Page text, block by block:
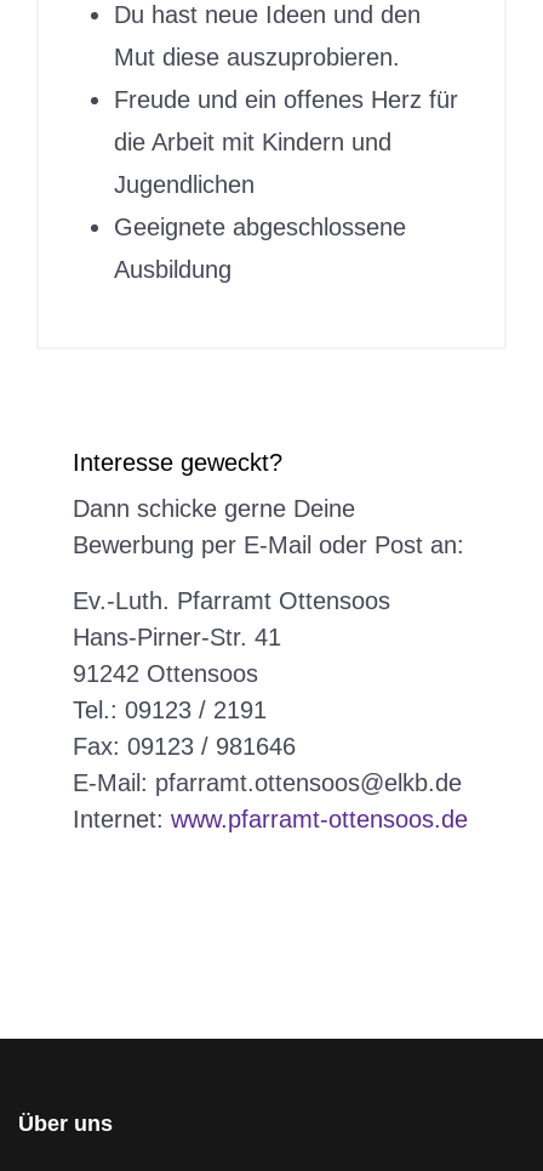
Du hast neue Ideen und den
Mut diese auszuprobieren.
Freude und ein offenes Herz für
die Arbeit mit Kindern und
Jugendlichen
Geeignete abgeschlossene
Ausbildung
Interesse geweckt?
Dann schicke gerne Deine
Bewerbung per E-Mail oder Post an:
Ev.-Luth. Pfarramt Ottensoos
Hans-Pirner-Str. 41
91242 Ottensoos
Tel.: 09123 / 2191
Fax: 09123 / 981646
E-Mail: pfarramt.ottensoos@elkb.de
Internet: www.pfarramt-ottensoos.de
Über uns